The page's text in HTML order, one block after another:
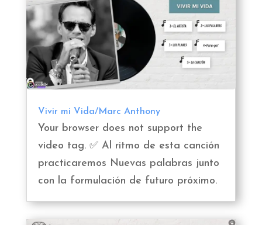
Vivir mi Vida/Marc Anthony
Your browser does not support the
video tag. ✅ Al ritmo de esta canción
practicaremos Nuevas palabras junto
con la formulación de futuro próximo.